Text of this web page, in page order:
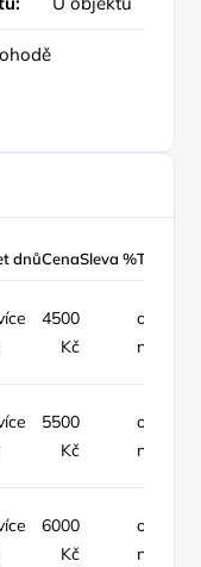
dnůCenaSleva %Typ ceny
4500
Kč
objekt /
noc
5500
Kč
objekt /
noc
6000
Kč
objekt /
noc